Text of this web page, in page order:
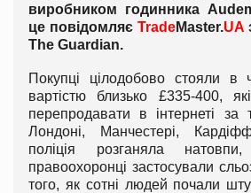
виробником годинника
це повідомляє TradeMaster.UA
The Guardian.
Покупці цілодобово стояли в
вартістю близько £335-400,
перепродавати в інтернеті за
Лондоні, Манчестері,
поліція розганяла
правоохоронці застосували
того, як сотні людей почали